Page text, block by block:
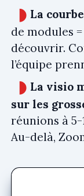
La
de modules
découvrir.
l’équipe
La visio
sur les
réunions à 5-
Au-delà,